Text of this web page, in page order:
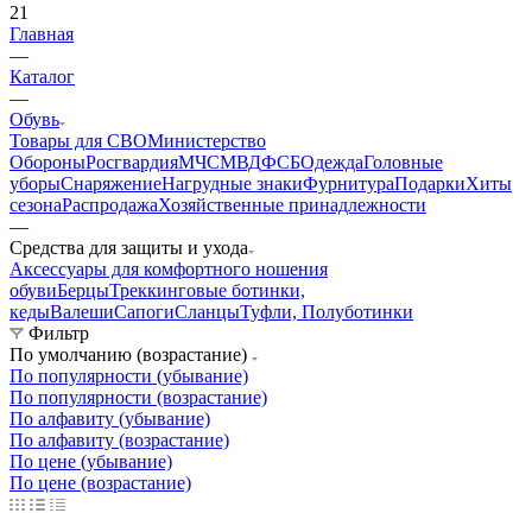
21
Главная
—
Каталог
—
Обувь
Товары для СВОМинистерство
ОбороныРосгвардияМЧСМВДФСБОдеждаГоловные
уборыСнаряжениеНагрудные знакиФурнитураПодаркиХиты
сезонаРаспродажаХозяйственные принадлежности
—
Средства для защиты и ухода
Аксессуары для комфортного ношения
обувиБерцыТреккинговые ботинки,
кедыВалешиСапогиСланцыТуфли, Полуботинки
Фильтр
По умолчанию (возрастание)
По популярности (убывание)
По популярности (возрастание)
По алфавиту (убывание)
По алфавиту (возрастание)
По цене (убывание)
По цене (возрастание)